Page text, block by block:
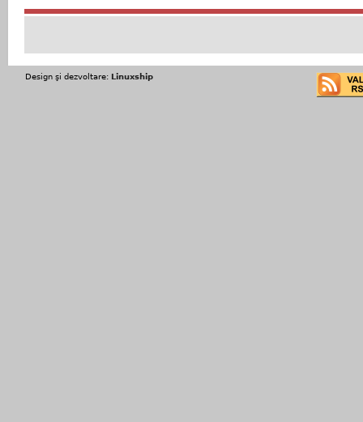
Design şi dezvoltare: Linuxship